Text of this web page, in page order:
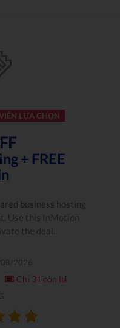
LỰA CHỌN
+ FREE
business hosting
Use this InMotion
the deal.
08/2026
Chỉ 31 còn lại